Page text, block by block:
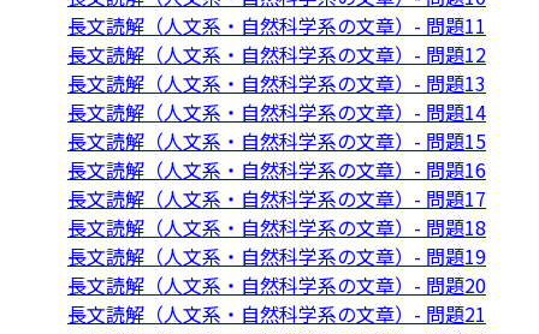
長文読解（人文系・自然科学系の文章）- 問題11
長文読解（人文系・自然科学系の文章）- 問題12
長文読解（人文系・自然科学系の文章）- 問題13
長文読解（人文系・自然科学系の文章）- 問題14
長文読解（人文系・自然科学系の文章）- 問題15
長文読解（人文系・自然科学系の文章）- 問題16
長文読解（人文系・自然科学系の文章）- 問題17
長文読解（人文系・自然科学系の文章）- 問題18
長文読解（人文系・自然科学系の文章）- 問題19
長文読解（人文系・自然科学系の文章）- 問題20
長文読解（人文系・自然科学系の文章）- 問題21